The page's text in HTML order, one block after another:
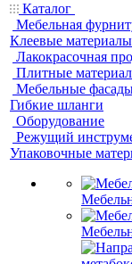
Каталог
Мебельная
Клеевые материалы
Лакокрасочная
Плитные
Мебельные
Гибкие шланги
Оборудование
Режущий
Упаковочные